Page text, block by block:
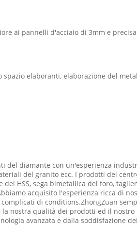
ai pannelli d'acciaio di 3mm e
elaboranti, elaborazione del
del diamante con un'esperienza
del granito ecc. I prodotti del
HSS, sega bimetallica del foro,
acquisito l'esperienza ricca di
di conditions.ZhongZuan
nostra qualità dei prodotti ed il nostro
avanzata e dalla soddisfazione